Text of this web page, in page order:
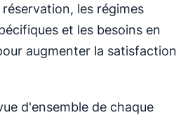
les régimes
et les besoins en
augmenter la satisfaction
d'ensemble de chaque